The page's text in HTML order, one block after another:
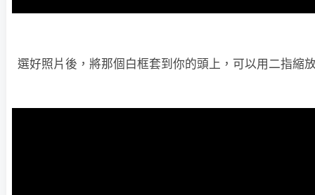
選好照片後，將那個白框套到你的頭上，可以用二指縮